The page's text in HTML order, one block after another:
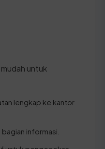
untuk
lengkap ke kantor
informasi.